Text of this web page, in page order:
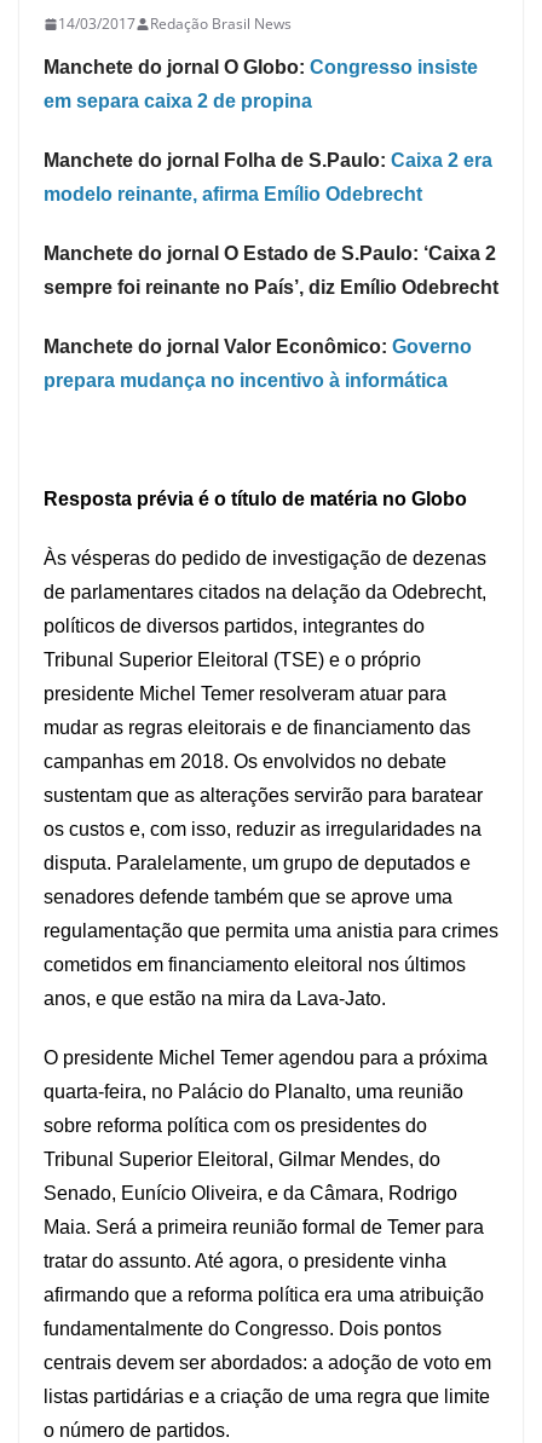
14/03/2017 Redação Brasil News
Manchete do jornal O Globo: Congresso insiste
em separa caixa 2 de propina
Manchete do jornal Folha de S.Paulo: Caixa 2 era
modelo reinante, afirma Emílio Odebrecht
Manchete do jornal O Estado de S.Paulo: ‘Caixa 2
sempre foi reinante no País’, diz Emílio Odebrecht
Manchete do jornal Valor Econômico: Governo
prepara mudança no incentivo à informática
Resposta prévia é o título de matéria no Globo
Às vésperas do pedido de investigação de dezenas
de parlamentares citados na delação da Odebrecht,
políticos de diversos partidos, integrantes do
Tribunal Superior Eleitoral (TSE) e o próprio
presidente Michel Temer resolveram atuar para
mudar as regras eleitorais e de financiamento das
campanhas em 2018. Os envolvidos no debate
sustentam que as alterações servirão para baratear
os custos e, com isso, reduzir as irregularidades na
disputa. Paralelamente, um grupo de deputados e
senadores defende também que se aprove uma
regulamentação que permita uma anistia para crimes
cometidos em financiamento eleitoral nos últimos
anos, e que estão na mira da Lava-Jato.
O presidente Michel Temer agendou para a próxima
quarta-feira, no Palácio do Planalto, uma reunião
sobre reforma política com os presidentes do
Tribunal Superior Eleitoral, Gilmar Mendes, do
Senado, Eunício Oliveira, e da Câmara, Rodrigo
Maia. Será a primeira reunião formal de Temer para
tratar do assunto. Até agora, o presidente vinha
afirmando que a reforma política era uma atribuição
fundamentalmente do Congresso. Dois pontos
centrais devem ser abordados: a adoção de voto em
listas partidárias e a criação de uma regra que limite
o número de partidos.